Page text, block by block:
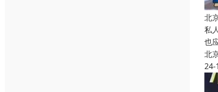
北
私
也
北
24-